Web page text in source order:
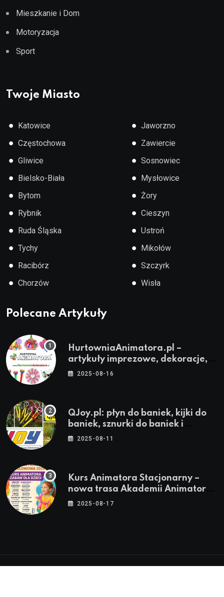
Mieszkanie i Dom
Motoryzacja
Sport
Twoje Miasto
● Katowice
● Częstochowa
● Gliwice
● Bielsko-Biała
● Bytom
● Rybnik
● Ruda Śląska
● Tychy
● Racibórz
● Chorzów
● Jaworzno
● Zawiercie
● Sosnowiec
● Mysłowice
● Żory
● Cieszyn
● Ustroń
● Mikołów
● Szczyrk
● Wisła
Polecane Artykuły
HurtowniaAnimatora.pl –
artykuły imprezowe, dekoracje,
stroje i akcesoria dla animatorów
2025-08-16
QJoy.pl: płyn do baniek, kijki do
baniek, sznurki do baniek i
zestawy do baniek
2025-08-11
Kurs Animatora Stacjonarny –
nowa trasa Akademii Animatora
– jesień 2025
2025-08-17